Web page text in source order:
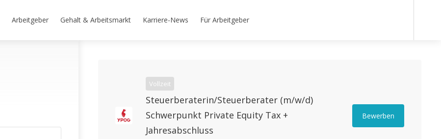
Arbeitgeber Gehalt & Arbeitsmarkt Karriere-News Für Arbeitgeber
Vollzeit
Steuerberaterin/Steuerberater (m/w/d)
Schwerpunkt Private Equity Tax +
Jahresabschluss
Bewerben